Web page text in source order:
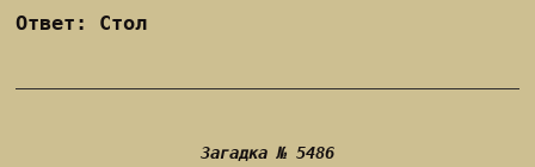
Ответ: Стол
Загадка № 5486